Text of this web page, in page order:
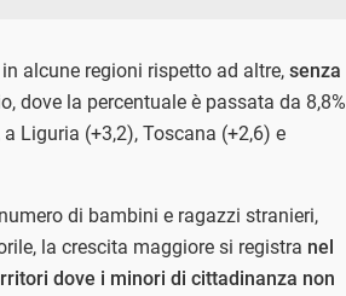
alcune regioni rispetto ad altre, senza
dove la percentuale è passata da 8,8%
Liguria (+3,2), Toscana (+2,6) e
di bambini e ragazzi stranieri,
la crescita maggiore si registra nel
dove i minori di cittadinanza non